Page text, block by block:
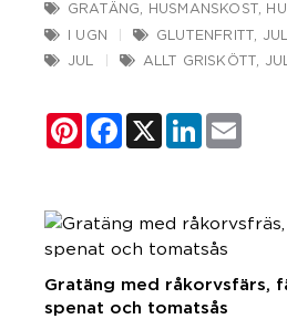
GRATÄNG HUSMANSKOST
I UGN
GLUTENFRITT
JUL
ALLT GRISKÖTT
PinterestFacebook
X LinkedIn
Gratäng med råkorvsfärs,
spenat och tomatsås